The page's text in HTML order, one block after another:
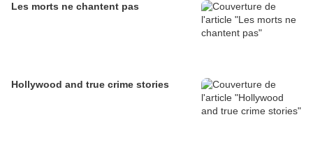
Les morts ne chantent pas
Hollywood and true crime stories